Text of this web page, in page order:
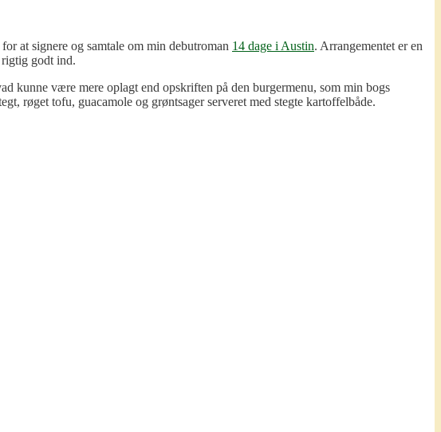
at signere og samtale om min debutroman 14 dage i Austin. Arrangementet er en
godt ind.
kunne være mere oplagt end opskriften på den burgermenu, som min bogs
røget tofu, guacamole og grøntsager serveret med stegte kartoffelbåde.